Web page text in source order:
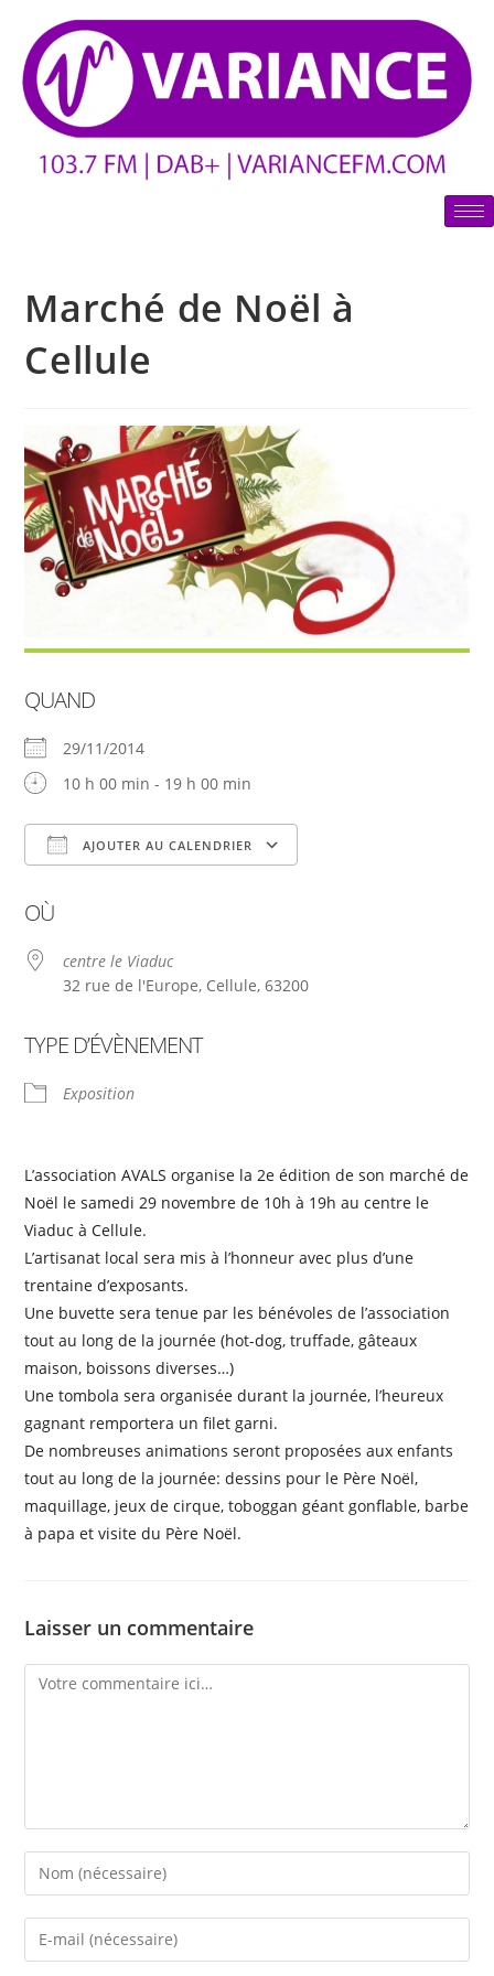
Marché de Noël à
Cellule
QUAND
29/11/2014
10 h 00 min - 19 h 00 min
AJOUTER AU CALENDRIER
OÙ
centre le Viaduc
32 rue de l'Europe, Cellule, 63200
TYPE D’ÉVÈNEMENT
Exposition
L’association AVALS organise la 2e édition de son marché de
Noël le samedi 29 novembre de 10h à 19h au centre le
Viaduc à Cellule.
L’artisanat local sera mis à l’honneur avec plus d’une
trentaine d’exposants.
Une buvette sera tenue par les bénévoles de l’association
tout au long de la journée (hot-dog, truffade, gâteaux
maison, boissons diverses…)
Une tombola sera organisée durant la journée, l’heureux
gagnant remportera un filet garni.
De nombreuses animations seront proposées aux enfants
tout au long de la journée: dessins pour le Père Noël,
maquillage, jeux de cirque, toboggan géant gonflable, barbe
à papa et visite du Père Noël.
Laisser un commentaire